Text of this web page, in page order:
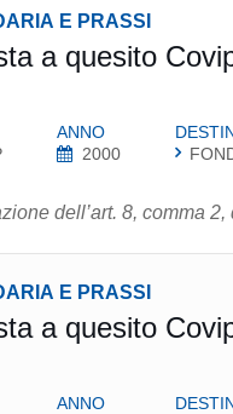
E PRASSI
a quesito
ANNO
2000
dell’art. 8, comma
E PRASSI
a quesito
ANNO